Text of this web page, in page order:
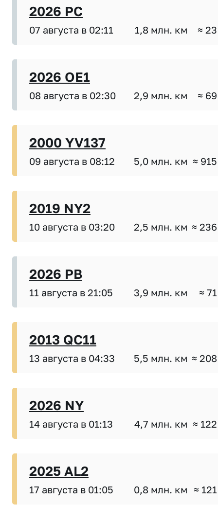
2026 PC
07 августа в 02:11 1,8 млн. км ≈
2026 OE1
08 августа в 02:30 2,9 млн. км ≈
2000 YV137
09 августа в 08:12 5,0 млн. км ≈
2019 NY2
10 августа в 03:20 2,5 млн. км ≈
2026 PB
11 августа в 21:05 3,9 млн. км ≈
2013 QC11
13 августа в 04:33 5,5 млн. км ≈
2026 NY
14 августа в 01:13 4,7 млн. км ≈
2025 AL2
17 августа в 01:05 0,8 млн. км ≈